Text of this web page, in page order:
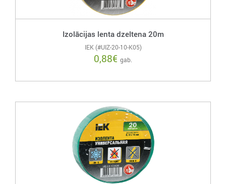
Izolācijas lenta dzeltena 20m
IEK (#UIZ-20-10-K05)
0,88€ gab.